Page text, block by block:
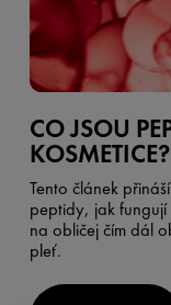
CO JSOU
KOSMETICE?
Tento článek
peptidy, jak
na obličej čím dál
pleť.